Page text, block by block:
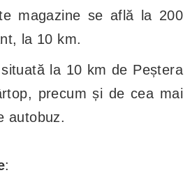
magazine se află la 200
la 10 km.
la 10 km de Peștera
precum și de cea mai
autobuz.
: